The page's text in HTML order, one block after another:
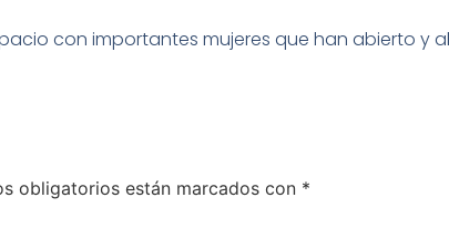
con importantes mujeres que han abierto y
obligatorios están marcados con *